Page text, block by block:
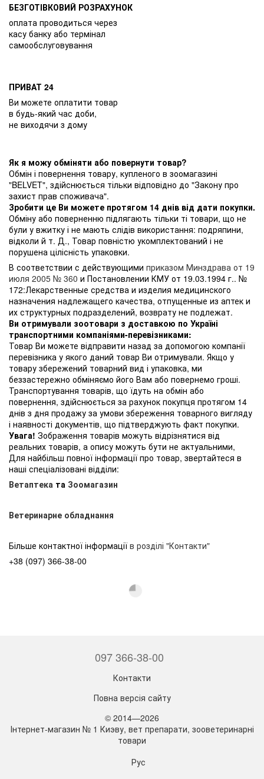
БЕЗГОТІВКОВИЙ РОЗРАХУНОК
оплата проводиться через
касу банку або термінал
самообслуговування
ПРИВАТ 24
Ви можете оплатити товар
в будь-який час доби,
не виходячи з дому
Як я можу обміняти або повернути товар?
Обмін і повернення товару, купленого в зоомагазині
"BELVET", здійснюється тільки відповідно до "Закону про
захист прав споживача".
Зробити це Ви можете протягом 14 днів від дати покупки.
Обміну або поверненню підлягають тільки ті товари, що не
були у вжитку і не мають слідів використання: подряпини,
відколи й т. Д., Товар повністю укомплектований і не
порушена цілісність упаковки.
В соответствии с действующими приказом Минздрава от 19
июля 2005 № 360 и Постановлении КМУ от 19.03.1994 г.. №
172:Лекарственные средства и изделия медицинского
назначения надлежащего качества, отпущенные из аптек и
их структурных подразделений, возврату не подлежат.
Ви отримували зоотовари з доставкою по Україні
транспортними компаніями-перевізниками:
Товар Ви можете відправити назад за допомогою компанії
перевізника у якого даний товар Ви отримували. Якщо у
товару збережений товарний вид і упаковка, ми
беззастережно обміняємо його Вам або повернемо гроші.
Транспортування товарів, що їдуть на обмін або
повернення, здійснюється за рахунок покупця протягом 14
днів з дня продажу за умови збереження товарного вигляду
і наявності документів, що підтверджують факт покупки.
Увага! Зображення товарів можуть відрізнятися від
реальних товарів, а опису можуть бути не актуальними,
Для найбільш повної інформації про товар, звертайтеся в
наші спеціалізовані відділи:
Ветаптека та Зоомагазин
Ветеринарне обладнання
Більше контактної інформації в розділі "Контакти"
+38 (097) 366-38-00
097 366-38-00
Контакти
Повна версія сайту
© 2014—2026
Інтернет-магазин № 1 Киэву, вет препарати, зооветеринарні
товари
Рус